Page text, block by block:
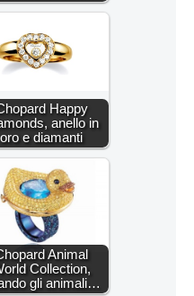
Happy
anello in
oro e diamanti
Animal
Collection,
gli animali…